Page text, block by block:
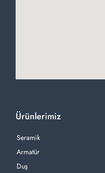
Ürünlerimiz
Seramik
Armatür
Duş